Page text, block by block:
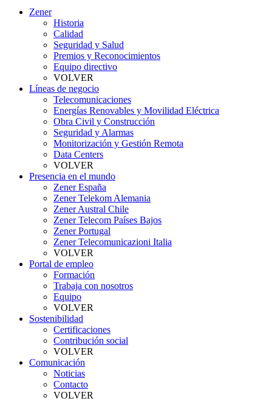
Zener
Historia
Calidad
Seguridad y Salud
Premios y Reconocimientos
Equipo directivo
VOLVER
Líneas de negocio
Telecomunicaciones
Energías Renovables y Movilidad Eléctrica
Obra Civil y Construcción
Seguridad y Alarmas
Monitorización y Gestión Remota
Data Centers
VOLVER
Presencia en el mundo
Zener España
Zener Telekom Alemania
Zener Austral Chile
Zener Telecom Países Bajos
Zener Portugal
Zener Telecomunicazioni Italia
VOLVER
Portal de empleo
Formación
Trabaja con nosotros
Equipo
VOLVER
Sostenibilidad
Certificaciones
Contribución social
VOLVER
Comunicación
Noticias
Contacto
VOLVER